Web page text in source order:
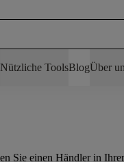
Nützliche ToolsBlogÜber
Sie einen Händler in